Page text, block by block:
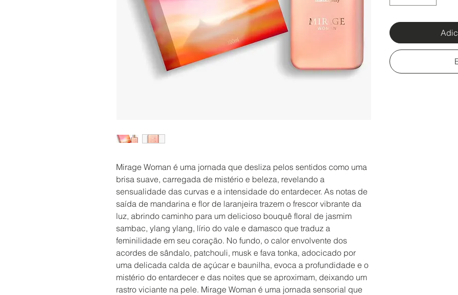
Mirage Woman é uma jornada que desliza pelos sentidos como uma
brisa suave, carregada de mistério e beleza, revelando a
sensualidade das curvas e a intensidade do entardecer. As notas de
saída de mandarina e flor de laranjeira trazem o frescor vibrante da
luz, abrindo caminho para um delicioso bouquê floral de jasmim
sambac, ylang ylang, lírio do vale e damasco que traduz a
feminilidade em seu coração. No fundo, o calor envolvente dos
acordes de sândalo, patchouli, musk e fava tonka, adocicado por
uma delicada calda de açúcar e baunilha, evoca a profundidade e o
mistério do entardecer e das noites que se aproximam, deixando um
rastro viciante na pele. Mirage Woman é uma jornada sensorial que